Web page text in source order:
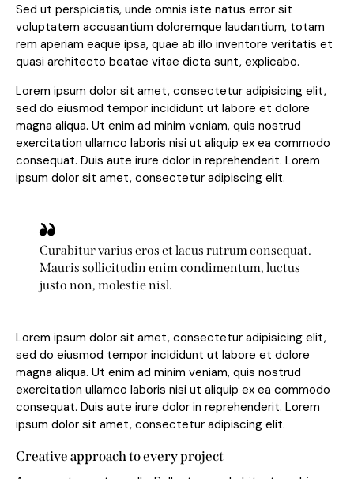
Sed ut perspiciatis, unde omnis iste natus error sit
voluptatem accusantium doloremque laudantium, totam
rem aperiam eaque ipsa, quae ab illo inventore veritatis et
quasi architecto beatae vitae dicta sunt, explicabo.
Lorem ipsum dolor sit amet, consectetur adipisicing elit,
sed do eiusmod tempor incididunt ut labore et dolore
magna aliqua. Ut enim ad minim veniam, quis nostrud
exercitation ullamco laboris nisi ut aliquip ex ea commodo
consequat. Duis aute irure dolor in reprehenderit. Lorem
ipsum dolor sit amet, consectetur adipiscing elit.
Curabitur varius eros et lacus rutrum consequat.
Mauris sollicitudin enim condimentum, luctus
justo non, molestie nisl.
Lorem ipsum dolor sit amet, consectetur adipisicing elit,
sed do eiusmod tempor incididunt ut labore et dolore
magna aliqua. Ut enim ad minim veniam, quis nostrud
exercitation ullamco laboris nisi ut aliquip ex ea commodo
consequat. Duis aute irure dolor in reprehenderit. Lorem
ipsum dolor sit amet, consectetur adipiscing elit.
Creative approach to every project